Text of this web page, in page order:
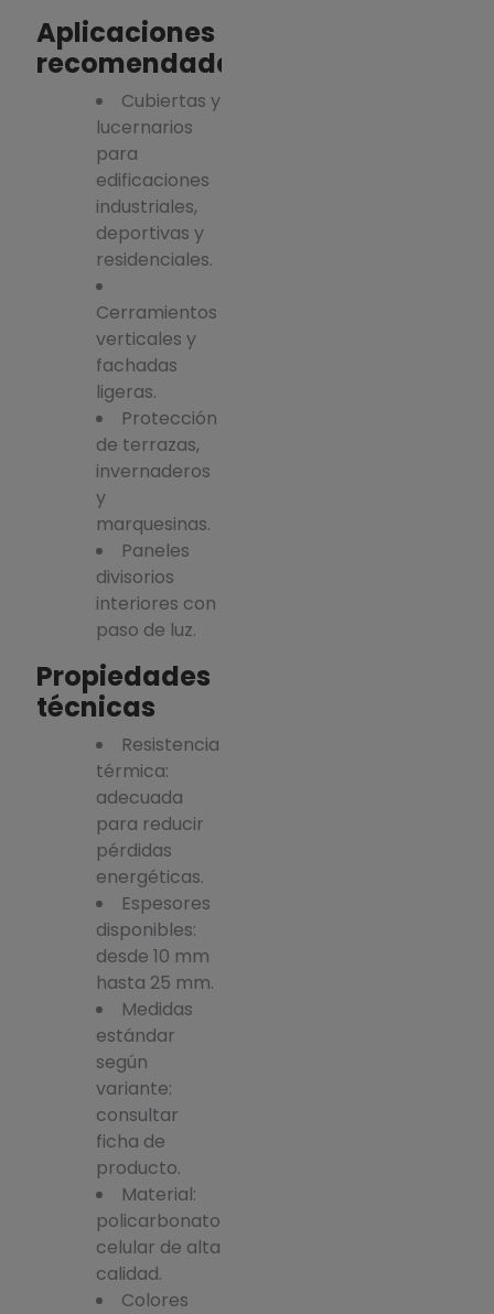
Aplicaciones
recomendadas
Cubiertas y
lucernarios
para
edificaciones
industriales,
deportivas y
residenciales.
Cerramientos
verticales y
fachadas
ligeras.
Protección
de terrazas,
invernaderos
y
marquesinas.
Paneles
divisorios
interiores con
paso de luz.
Propiedades
técnicas
Resistencia
térmica:
adecuada
para reducir
pérdidas
energéticas.
Espesores
disponibles:
desde 10 mm
hasta 25 mm.
Medidas
estándar
según
variante:
consultar
ficha de
producto.
Material:
policarbonato
celular de alta
calidad.
Colores